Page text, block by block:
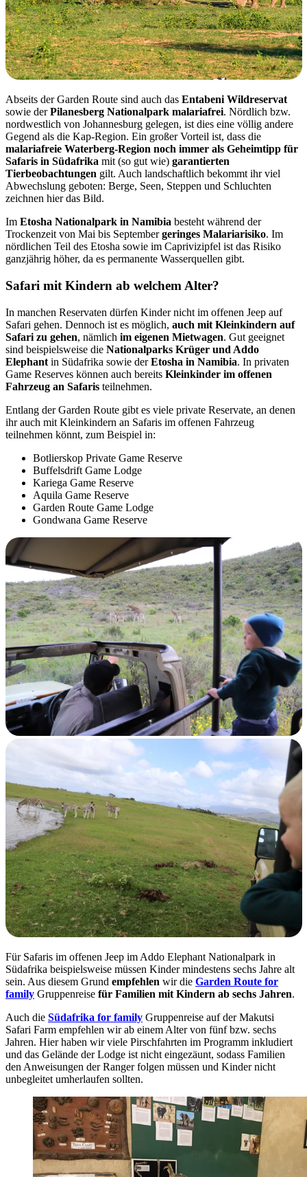
Abseits der Garden Route sind auch das Entabeni Wildreservat
sowie derPilanesberg Nationalpark malariafrei. Nördlich bzw.
nordwestlich von Johannesburg gelegen, ist dies eine völlig andere
Gegend als die Kap-Region. Ein großer Vorteil ist, dass die
malariafreie Waterberg-Region noch immer als Geheimtipp für
Safaris in Südafrika mit (so gut wie) garantierten
Tierbeobachtungen gilt. Auch landschaftlich bekommt ihr viel
Abwechslung geboten: Berge, Seen, Steppen und Schluchten
zeichnen hier das Bild.
Im Etosha Nationalpark in Namibia besteht während der
Trockenzeit von Mai bis Septembergeringes Malariarisiko. Im
nördlichen Teil des Etosha sowie im Caprivizipfel ist das Risiko
ganzjährig höher, da es permanente Wasserquellen gibt.
Safari mit Kindern ab welchem Alter?
In manchen Reservaten dürfen Kinder nicht im offenen Jeep auf
Safari gehen. Dennoch ist es möglich, auch mit Kleinkindern auf
Safari zu gehen, nämlich im eigenen Mietwagen. Gut geeignet
sind beispielsweise die Nationalparks Krüger und Addo
Elephant in Südafrika sowie derEtosha in Namibia. In privaten
Game Reserves können auch bereits Kleinkinder im offenen
Fahrzeug an Safaris teilnehmen.
Entlang der Garden Route gibt es viele private Reservate, an denen
ihr auch mit Kleinkindern an Safaris im offenen Fahrzeug
teilnehmen könnt, zum Beispiel in:
Botlierskop Private Game Reserve
Buffelsdrift Game Lodge
Kariega Game Reserve
Aquila Game Reserve
Garden Route Game Lodge
Gondwana Game Reserve
Für Safaris im offenen Jeep im Addo Elephant Nationalpark in
Südafrika beispielsweise müssen Kinder mindestens sechs Jahre alt
sein. Aus diesem Grund empfehlen wir die Garden Route for
family Gruppenreise für Familien mit Kindern ab sechs Jahren.
Auch die Südafrika for family Gruppenreise auf der Makutsi
Safari Farm empfehlen wir ab einem Alter von fünf bzw. sechs
Jahren. Hier haben wir viele Pirschfahrten im Programm inkludiert
und das Gelände der Lodge ist nicht eingezäunt, sodass Familien
den Anweisungen der Ranger folgen müssen und Kinder nicht
unbegleitet umherlaufen sollten.